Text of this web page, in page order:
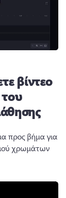
βίντεο
προς βήμα για
χρωμάτων